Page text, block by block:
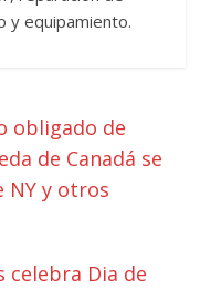
y equipamiento.
obligado de
de Canadá se
NY y otros
celebra Dia de